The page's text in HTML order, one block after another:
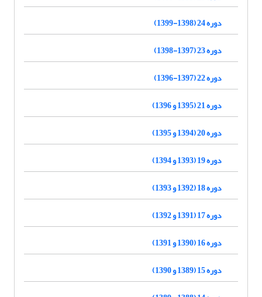
دوره 24 (1398-1399)
دوره 23 (1397-1398)
دوره 22 (1397-1396)
دوره 21 (1395 و 1396)
دوره 20 (1394 و 1395)
دوره 19 (1393 و 1394)
دوره 18 (1392 و 1393)
دوره 17 (1391 و 1392)
دوره 16 (1390 و 1391)
دوره 15 (1389 و 1390)